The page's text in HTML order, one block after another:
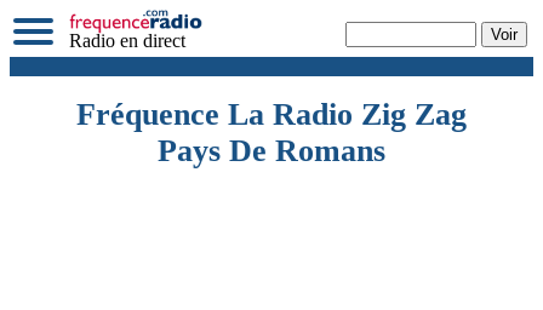
Radio en direct
Fréquence La Radio Zig Zag
Pays De Romans